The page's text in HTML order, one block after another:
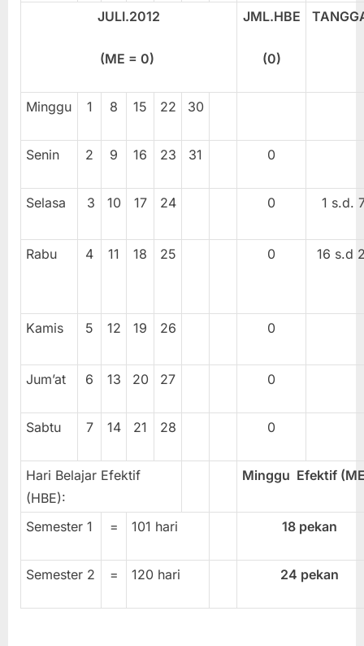
JULI.2012
(ME = 0)
JML.HBE
(0)
Minggu 1 8 15 22 30
Senin 2 9 16 23 31 0
Selasa 3 10 17 24 0 1 s.d.
Rabu 4 11 18 25 0 16 s.d
Kamis 5 12 19 26 0
Jum’at 6 13 20 27 0
Sabtu 7 14 21 28 0
Hari Belajar Efektif
(HBE):
Minggu Efektif
Semester 1 = 101 hari 18pekan
Semester 2 = 120 hari 24 pekan